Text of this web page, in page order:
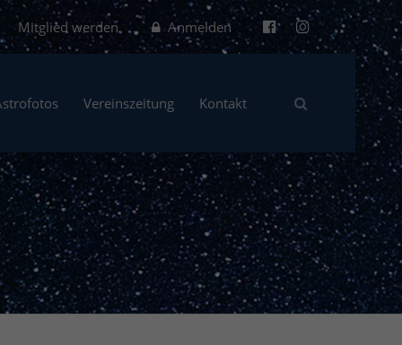
Anmelden
Mitglied werden
Vereinszeitung Kontakt